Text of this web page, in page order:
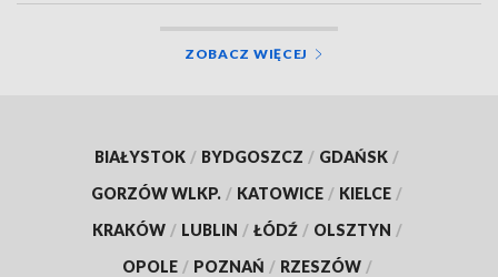
ZOBACZ WIĘCEJ
BIAŁYSTOK / BYDGOSZCZ / GDAŃSK /
GORZÓW WLKP. / KATOWICE / KIELCE /
KRAKÓW / LUBLIN / ŁÓDŹ / OLSZTYN /
OPOLE / POZNAŃ / RZESZÓW /